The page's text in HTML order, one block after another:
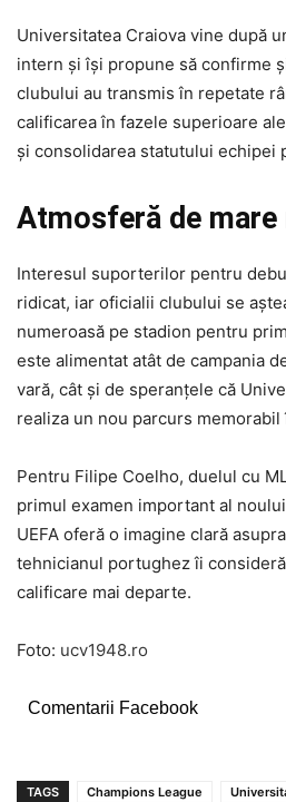
Universitatea Craiova vine după
intern și își propune să confirme
clubului au transmis în repetate
calificarea în fazele superioare
și consolidarea statutului echipei
Atmosferă de mare
Interesul suporterilor pentru
ridicat, iar oficialii clubului se
numeroasă pe stadion pentru
este alimentat atât de campania
vară, cât și de speranțele că
realiza un nou parcurs
Pentru Filipe Coelho, duelul cu
primul examen important al
UEFA oferă o imagine clară
tehnicianul portughez îi
calificare mai departe.
Foto: ucv1948.ro
Comentarii Facebook
TAGS Champions League